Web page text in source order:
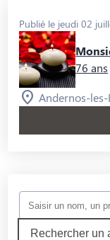
Publié le jeudi 02
76 ans
Andernos-
Rechercher un